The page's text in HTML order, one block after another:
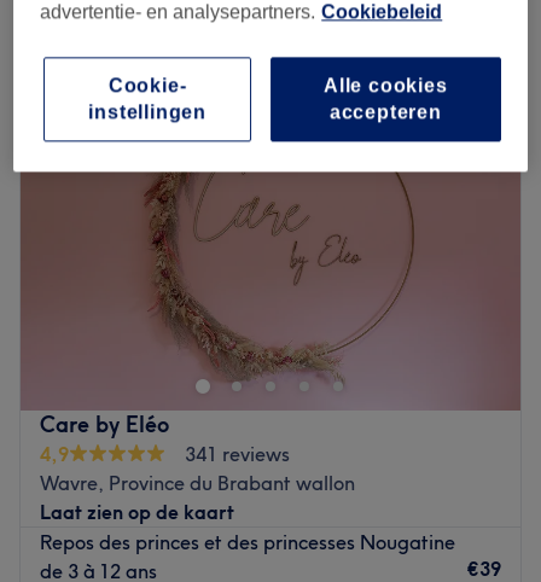
Care by Eléo
4,9
341 reviews
Wavre, Province du Brabant wallon
Laat zien op de kaart
Repos des princes et des princesses Nougatine
de 3 à 12 ans
€39
advertentie- en analysepartners. Cookiebeleid
Alle cookies
accepteren
Cookie-
instellingen